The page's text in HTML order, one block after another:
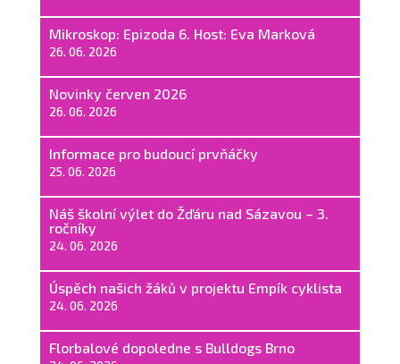
Mikroskop: Epizoda 6. Host: Eva Marková
26. 06. 2026
Novinky červen 2026
26. 06. 2026
Informace pro budoucí prvňáčky
25. 06. 2026
Náš školní výlet do Žďáru nad Sázavou – 3.
ročníky
24. 06. 2026
Úspěch našich žáků v projektu Empík cyklista
24. 06. 2026
Florbalové dopoledne s Bulldogs Brno